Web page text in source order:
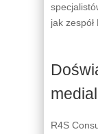
jak zespół
R4S